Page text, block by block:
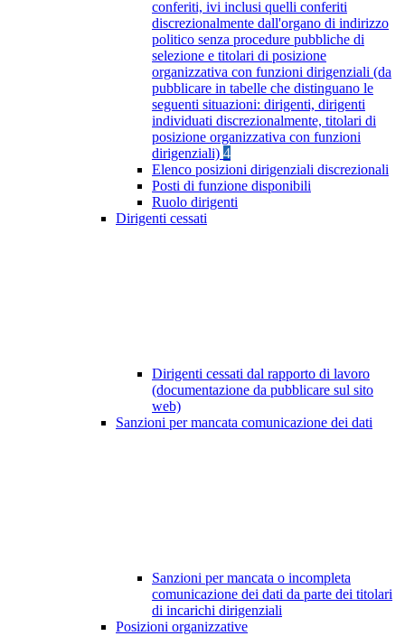
conferiti, ivi inclusi quelli conferiti
discrezionalmente dall'organo di indirizzo
politico senza procedure pubbliche di
selezione e titolari di posizione
organizzativa con funzioni dirigenziali (da
pubblicare in tabelle che distinguano le
seguenti situazioni: dirigenti, dirigenti
individuati discrezionalmente, titolari di
posizione organizzativa con funzioni
dirigenziali) 4
Elenco posizioni dirigenziali discrezionali
Posti di funzione disponibili
Ruolo dirigenti
Dirigenti cessati
Dirigenti cessati dal rapporto di lavoro
(documentazione da pubblicare sul sito
web)
Sanzioni per mancata comunicazione dei dati
Sanzioni per mancata o incompleta
comunicazione dei dati da parte dei titolari
di incarichi dirigenziali
Posizioni organizzative